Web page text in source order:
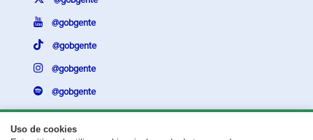
Uso de cookies
@gobgente
@gobgente
@gobgente
@gobgente